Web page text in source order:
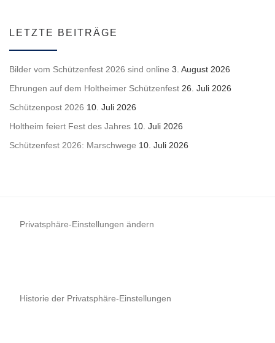
LETZTE BEITRÄGE
Bilder vom Schützenfest 2026 sind online 3. August 2026
Ehrungen auf dem Holtheimer Schützenfest 26. Juli 2026
Schützenpost 2026 10. Juli 2026
Holtheim feiert Fest des Jahres 10. Juli 2026
Schützenfest 2026: Marschwege 10. Juli 2026
Privatsphäre-Einstellungen ändern
Historie der Privatsphäre-Einstellungen